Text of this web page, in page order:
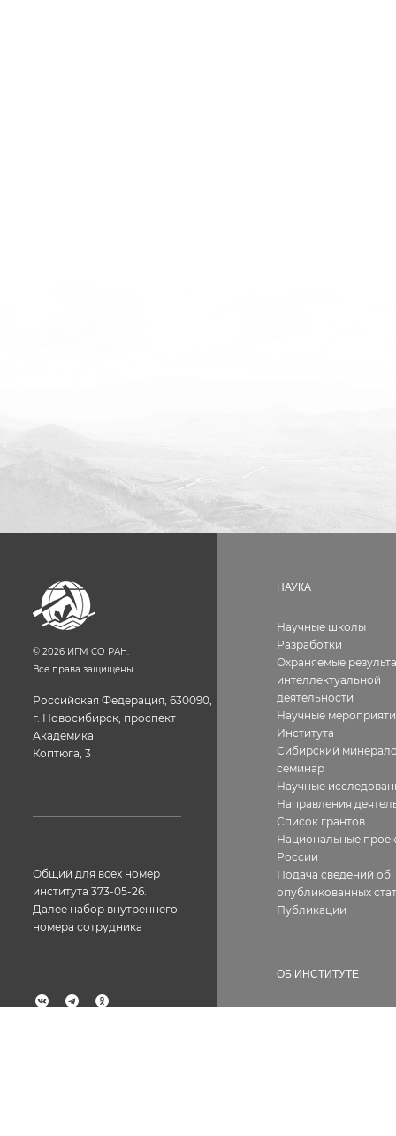
© 2026 ИГМ СО РАН.
Все права защищены
Российская Федерация, 630090,
г. Новосибирск, проспект
Академика
Коптюга, 3
Общий для всех номер
института 373-05-26.
Далее набор внутреннего
номера сотрудника
НАУКА
Научные школы
Разработки
Охраняемые
интеллектуальной
деятельности
Научные
Института
Сибирский
семинар
Научные
Направления
Список грантов
Национальные
России
Подача сведений об
опубликованных
Публикации
ОБ ИНСТИТУТЕ